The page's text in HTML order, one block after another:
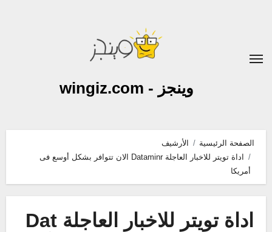
وينجز - wingiz.com
الصفحة الرئيسية
الأرشيف
اداة تويتر للاخبار العاجلة Dataminr الان تتوافر بشكل أوسع فى
أمريكا
اداة تويتر للاخبار العاجلة Dat